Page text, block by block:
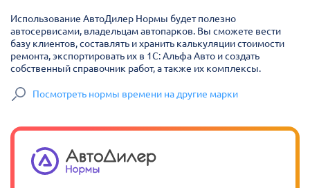
Использование АвтоДилер Нормы будет полезно
автосервисами, владельцам автопарков. Вы сможете вести
базу клиентов, составлять и хранить калькуляции стоимости
ремонта, экспортировать их в 1С: Альфа Авто и создать
собственный справочник работ, а также их комплексы.
Посмотреть нормы времени на другие марки